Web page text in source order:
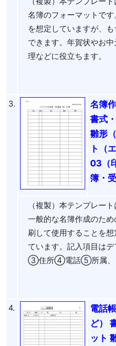
名簿のフォーマットで
を想定していますが、
できます。年賀状やお
理などに役立ちます。
3.
名簿
書式
雛形
ト（
03（
簿・
（複製）本テンプレー
一般的な名簿作成のた
刷して使用することを
ています。記入項目は
③住所④電話⑤所属、と
4.
電話
ど）
ット